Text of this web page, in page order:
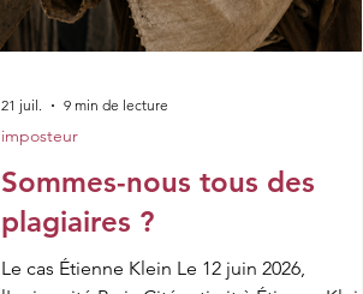
Sommes-nous tous des
plagiaires ?
Le cas Étienne Klein Le 12 juin 2026,
imposteur
21 juil. 9 min de lecture